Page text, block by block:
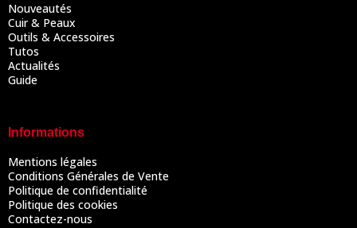
Nouveautés
Cuir & Peaux
Outils & Accessoires
Tutos
Actualités
Guide
Informations
Mentions légales
Conditions Générales de Vente
Politique de confidentialité
Politique des cookies
Contactez-nous